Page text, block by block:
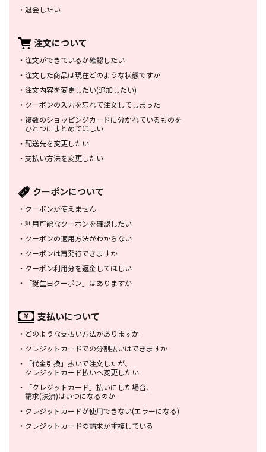
・ 退会したい
注文について
・ 注文ができているか確認したい
・ 注文した商品は現在どのような状態ですか
・ 注文内容を変更したい(追加したい)
・ クーポンの入力を忘れて注文してしまった
・ 複数のショッピングカードに分かれているものを
ひとつにまとめてほしい
・ 配送先を変更したい
・ 支払い方法を変更したい
クーポンについて
・ クーポンが使えません
・ 利用可能なクーポンを確認したい
・ クーポンの適用方法がわからない
・ クーポンは再発行できますか
・ クーポン利用分を返金してほしい
・
「誕生日クーポン」はありますか
支払いについて
・ どのような支払い方法がありますか
・ クレジットカードでの分割払いはできますか
・
「代金引換」払いで注文したが、
クレジットカード払いへ変更したい
・
「クレジットカード」払いにした場合、
請求(決済)はいつになるのか
・ クレジットカードが使用できない(エラーになる)
・ クレジットカードの請求が重複している